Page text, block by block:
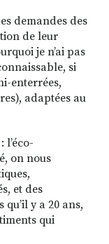
demandes des
de leur
je n’ai pas
si
enterrées,
adaptées au
l’éco-
on nous
et des
y a 20 ans,
qui